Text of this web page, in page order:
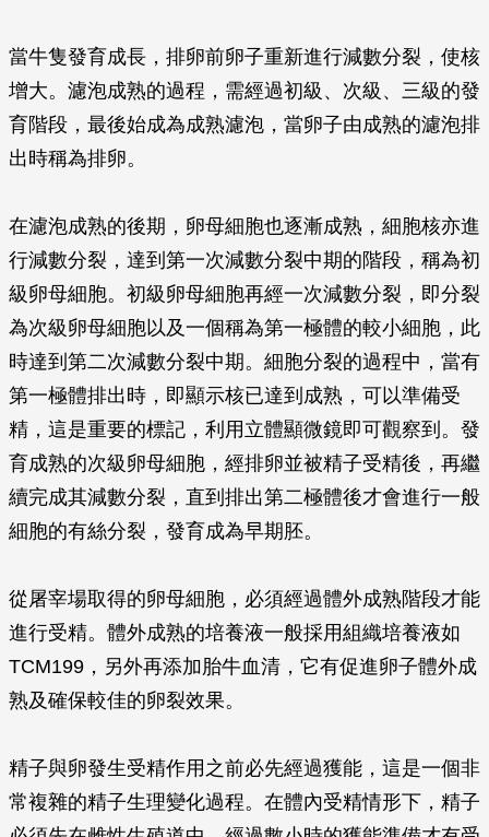
當牛隻發育成長，排卵前卵子重新進行減數分裂，使核
增大。濾泡成熟的過程，需經過初級、次級、三級的發
育階段，最後始成為成熟濾泡，當卵子由成熟的濾泡排
出時稱為排卵。
在濾泡成熟的後期，卵母細胞也逐漸成熟，細胞核亦進
行減數分裂，達到第一次減數分裂中期的階段，稱為初
級卵母細胞。初級卵母細胞再經一次減數分裂，即分裂
為次級卵母細胞以及一個稱為第一極體的較小細胞，此
時達到第二次減數分裂中期。細胞分裂的過程中，當有
第一極體排出時，即顯示核已達到成熟，可以準備受
精，這是重要的標記，利用立體顯微鏡即可觀察到。發
育成熟的次級卵母細胞，經排卵並被精子受精後，再繼
續完成其減數分裂，直到排出第二極體後才會進行一般
細胞的有絲分裂，發育成為早期胚。
從屠宰場取得的卵母細胞，必須經過體外成熟階段才能
進行受精。體外成熟的培養液一般採用組織培養液如
TCM199，另外再添加胎牛血清，它有促進卵子體外成
熟及確保較佳的卵裂效果。
精子與卵發生受精作用之前必先經過獲能，這是一個非
常複雜的精子生理變化過程。在體內受精情形下，精子